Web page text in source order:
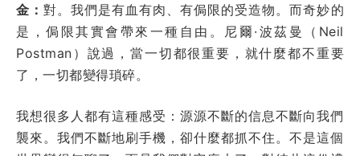
金：對。我們是有血有肉、有侷限的受造物。而奇妙的
是，侷限其實會帶來一種自由。尼爾·波茲曼（Neil
Postman）說過，當一切都很重要，就什麼都不重要
了，一切都變得瑣碎。
我想很多人都有這種感受：源源不斷的信息不斷向我們
襲來。我們不斷地刷手機，卻什麼都抓不住。不是這個